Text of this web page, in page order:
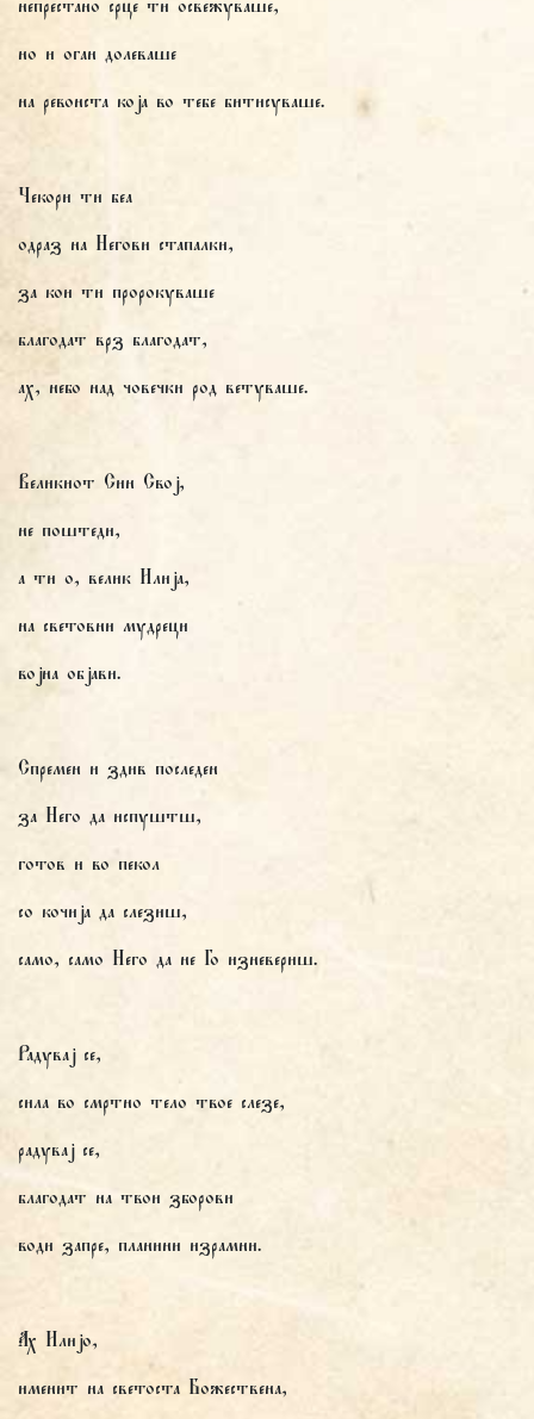
непрестано срце ти освежуваше,
но и оган долеваше
на ревонста која во тебе битисуваше.
Чекори ти беа
одраз на Негови стапалки,
за кои ти пророкуваше
благодат врз благодат,
ах, небо над човечки род ветуваше.
Великиот Син Свој,
не поштеди,
а ти о, велик Илија,
на световни мудреци
војна објави.
Спремен и здив последен
за Него да испуштш,
готов и во пекол
со кочија да слезиш,
само, само Него да не Го изневериш.
Радувај се,
сила во смртно тело твое слезе,
радувај се,
благодат на твои зборови
води запре, планини израмни.
Ах Илијо,
именит на светоста Божествена,